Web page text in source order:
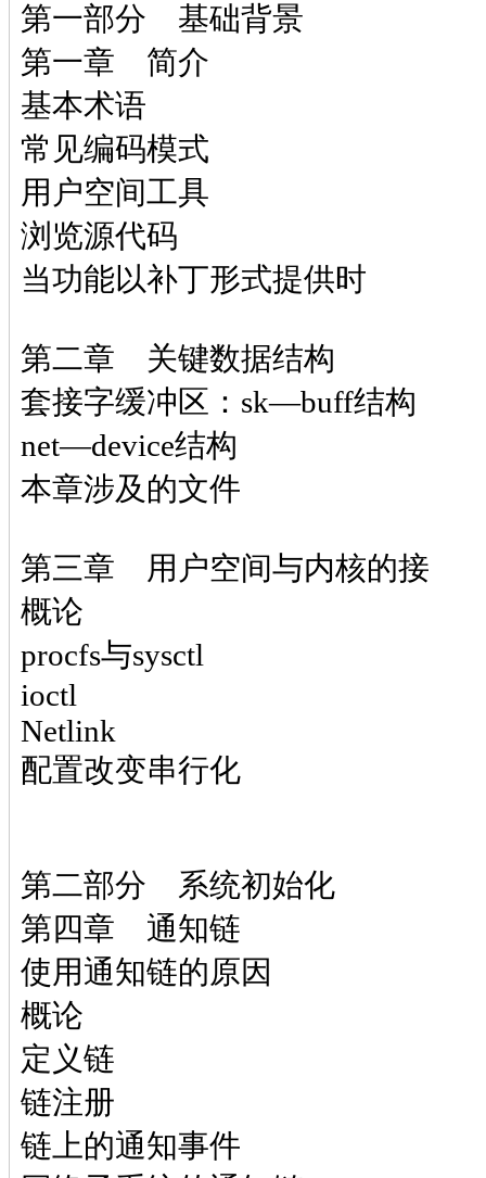
第一部分 基础背景
第一章 简介
基本术语
常见编码模式
用户空间工具
浏览源代码
当功能以补丁形式提供时
第二章 关键数据结构
套接字缓冲区：sk—buff结构
net—device结构
本章涉及的文件
第三章 用户空间与内核的接
概论
procfs与sysctl
ioctl
Netlink
配置改变串行化
第二部分 系统初始化
第四章 通知链
使用通知链的原因
概论
定义链
链注册
链上的通知事件